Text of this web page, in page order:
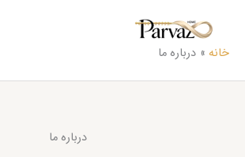
محتواخانه درباره ما
درباره ما